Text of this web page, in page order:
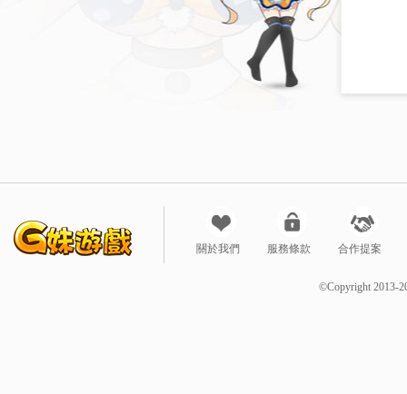
關於我們 服務條款 合作提案
©Copyright 2013-